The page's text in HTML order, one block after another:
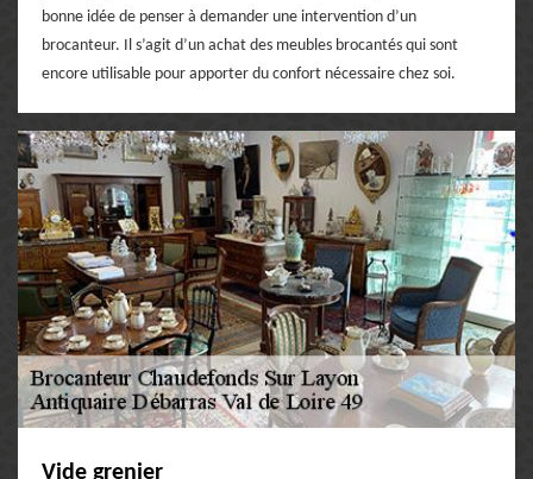
bonne idée de penser à demander une intervention d’un
brocanteur. Il s’agit d’un achat des meubles brocantés qui sont
encore utilisable pour apporter du confort nécessaire chez soi.
Vide grenier